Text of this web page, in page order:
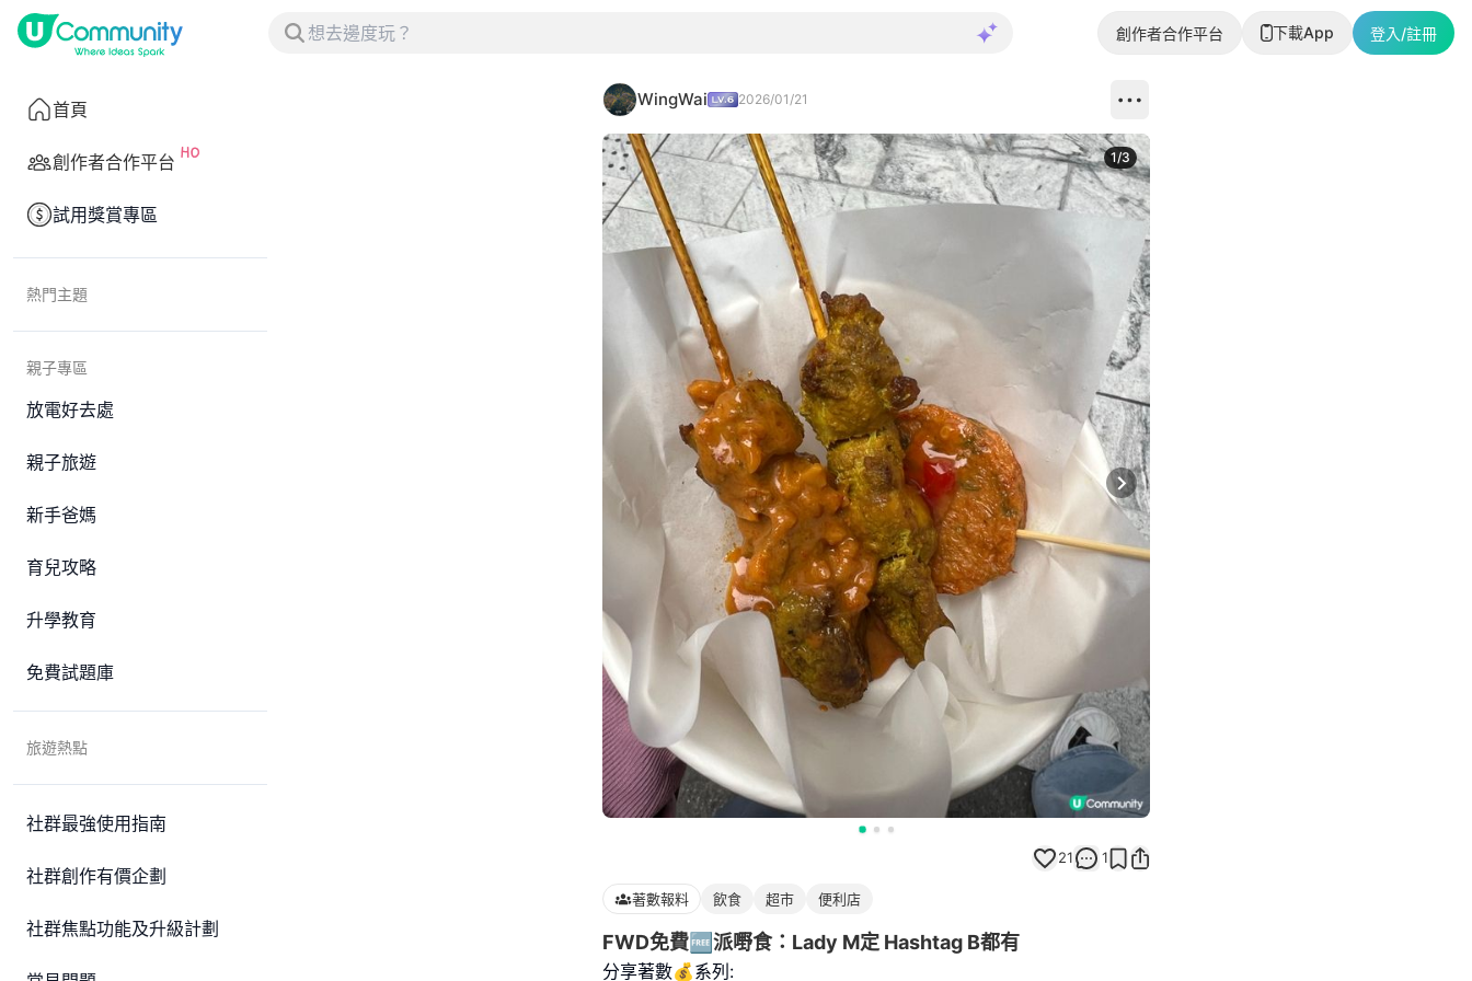
創作者合作平台 下載App 登入/註冊
首頁
創作者合作平台
試用獎賞專區
熱門主題
親子專區
放電好去處
親子旅遊
新手爸媽
育兒攻略
升學教育
免費試題庫
旅遊熱點
社群最強使用指南
社群創作有價企劃
社群焦點功能及升級計劃
WingWai 2026/01/21
Next slide
1/3
21 1
著數報料 飲食 超市 便利店
FWD免費🆓派嘢食：Lady M定 Hashtag B都有
分享著數💰系列: